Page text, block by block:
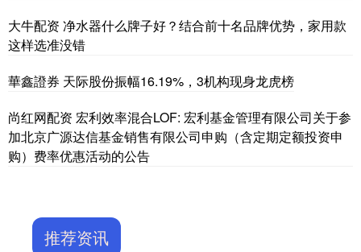
大牛配资 净水器什么牌子好？结合前十名品牌优势，家用款
这样选准没错
華鑫證券 天际股份振幅16.19%，3机构现身龙虎榜
尚红网配资 宏利效率混合LOF: 宏利基金管理有限公司关于参
加北京广源达信基金销售有限公司申购（含定期定额投资申
购）费率优惠活动的公告
推荐资讯